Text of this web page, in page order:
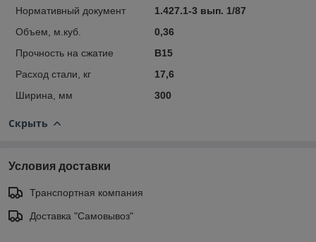
Нормативный документ
1.427.1-3 вып. 1/87
Объем, м.куб.
0,36
Прочность на сжатие
В15
Расход стали, кг
17,6
Ширина, мм
300
Скрыть
Условия доставки
Транспортная компания
Доставка "Самовывоз"